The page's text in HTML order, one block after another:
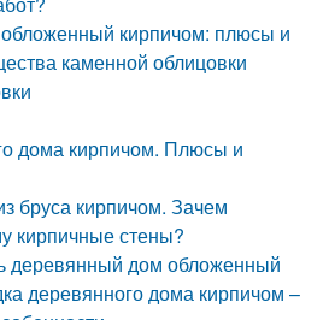
кирпичом: плюсы и
каменной облицовки
дома кирпичом. Плюсы и
бруса кирпичом. Зачем
кирпичные стены?
деревянный дом обложенный
деревянного дома кирпичом –